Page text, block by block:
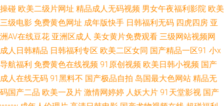
操碰 欧美二级片网址 精品成人无码视频 男女午夜福利影院 欧美
三级电影 免费黄色网址 成年版快手 日韩福利无码 四虎四房 亚
洲AV在线豆花 亚洲区成人 美女黄片免费观看 三级网站视频网
成人日韩精品 日韩福利专区 欧美二区女同 国产精品一区91 小x
导航福利 免费黄色在线视频 91原创视频 欧美日韩小视频 国产
成人在线无码 91黑料不 国产极品自拍 岛国最大色网站 精品无
码国产二品 欧美一及片 激情网婷婷 人妖大片 91天堂影视 国产